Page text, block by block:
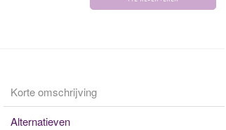
Korte omschrijving
Alternatieven